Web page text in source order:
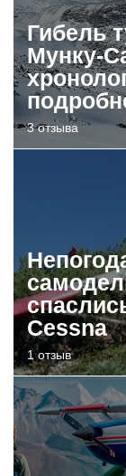
Гибель
Мунку-
3 отзыва
Cessna
1 отзыв